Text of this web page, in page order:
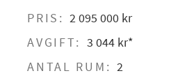
PRIS: 2 095 000 kr
AVGIFT: 3 044 kr*
ANTAL RUM: 2